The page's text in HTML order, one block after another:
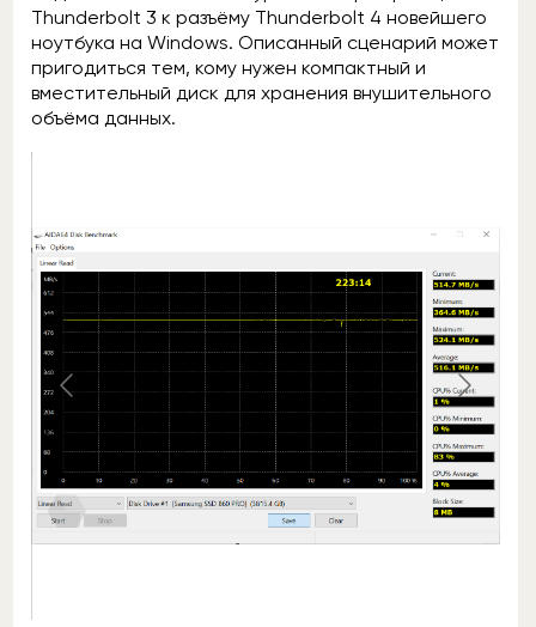
Thunderbolt 3 к разъёму Thunderbolt 4 новейшего
ноутбука на Windows. Описанный сценарий может
пригодиться тем, кому нужен компактный и
вместительный диск для хранения внушительного
объёма данных.